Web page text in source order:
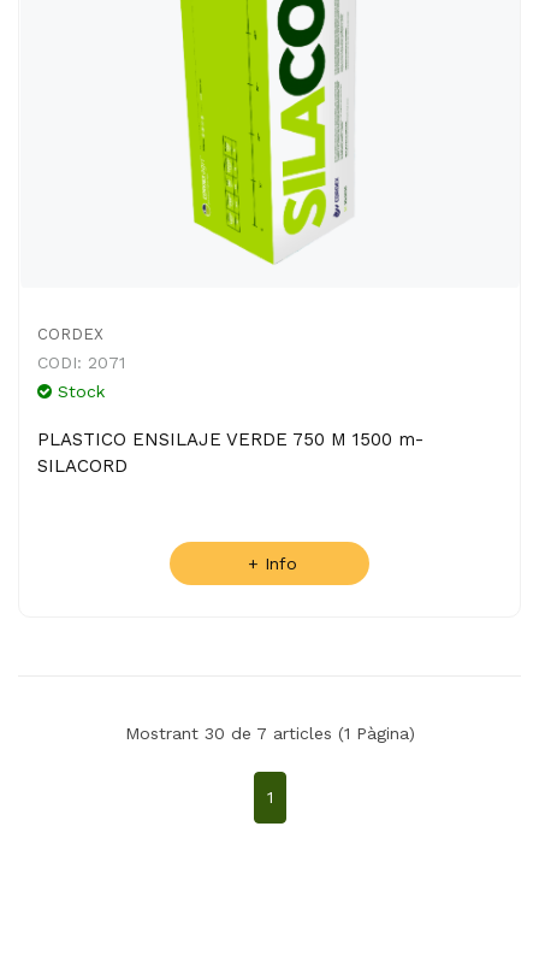
CORDEX
CODI: 2071
Stock
PLASTICO ENSILAJE VERDE 750 M 1500 m-
SILACORD
+ Info
Mostrant 30 de 7 articles (1 Pàgina)
1